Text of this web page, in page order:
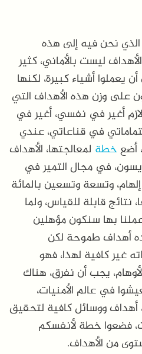
نحن فيه إلى هذه
ليست بالأماني، كثير
يعملوا أشياء كبيرة، لكنها
على وزن هذه الأهداف التي
أغير في نفسي، أغير في
في قناعاتي، عندي
أضعخطة لمعالجتها، الأهداف
في مجال التمير في
إلهام، وتسعة وتسعين بالمائة
نتائج قابلة للقياس، ولما
بها سنكون مؤهلين
أهداف طموحة لكن
غير كافية لهذا، فهو
يجب أن نفرق، هناك
في عالم الأمنيات،
أهداف ووسائل كافية لتحقيق
فضعوا خطة لأنفسكم
من الأهداف.